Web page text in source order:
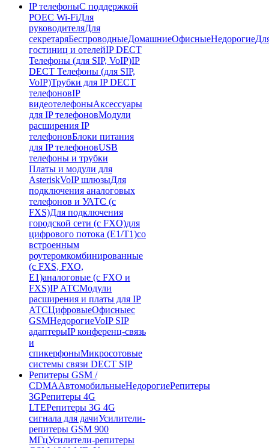
IP телефоныС поддержкой
POEC Wi-FiДля
руководителяДля
секретаряБеспроводныеДомашниеОфисныеНедорогие
гостиниц и отелейIP DECT
Телефоны (для SIP, VoIP)IP
DECT Телефоны (для SIP,
VoIP)Трубки для IP DECT
телефоновIP
видеотелефоныАксессуары
для IP телефоновМодули
расширения IP
телефоновБлоки питания
для IP телефоновUSB
телефоны и трубки
Платы и модули для
AsteriskVoIP шлюзыДля
подключения аналоговых
телефонов и УАТС (с
FXS)Для подключения
городской сети (с FXO)для
цифрового потока (E1/T1)со
встроенным
роутеромкомбинированные
(c FXS, FXO,
E1)аналоговые (с FXO и
FXS)IP АТСМодули
расширения и платы для IP
АТСЦифровыеОфисныес
GSMНедорогиеVoIP SIP
адаптерыIP конференц-связь
и
спикерфоныМикросотовые
системы связи DECT SIP
Репитеры GSM /
CDMAАвтомобильныеНедорогиеРепитеры
3GРепитеры 4G
LTEРепитеры 3G 4G
сигнала для дачиУсилители-
репитеры GSM 900
МГцУсилители-репитеры